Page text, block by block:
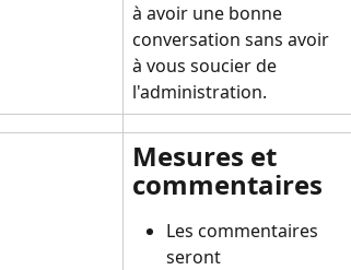
à avoir une bonne
conversation sans avoir
à vous soucier de
l'administration.
Mesures et
commentaires
Les commentaires
seront